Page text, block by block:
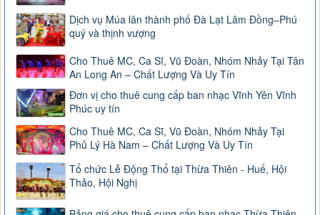
Dịch vụ Múa lân thành phố Đà Lạt Lâm Đồng–Phú
quý và thịnh vượng
Cho Thuê MC, Ca Sĩ, Vũ Đoàn, Nhóm Nhảy Tại Tân
An Long An – Chất Lượng Và Uy Tín
Đơn vị cho thuê cung cấp ban nhạc Vĩnh Yên Vĩnh
Phúc uy tín
Cho Thuê MC, Ca Sĩ, Vũ Đoàn, Nhóm Nhảy Tại
Phủ Lý Hà Nam – Chất Lượng Và Uy Tín
Tổ chức Lễ Động Thổ tại Thừa Thiên - Huế, Hội
Thảo, Hội Nghị